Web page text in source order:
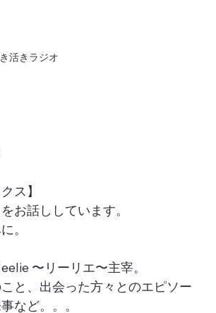
活きラジオ
ス】
お話ししています。
。
〜リーリエ〜主宰。
と、出会った方々とのエピソー
など。。。